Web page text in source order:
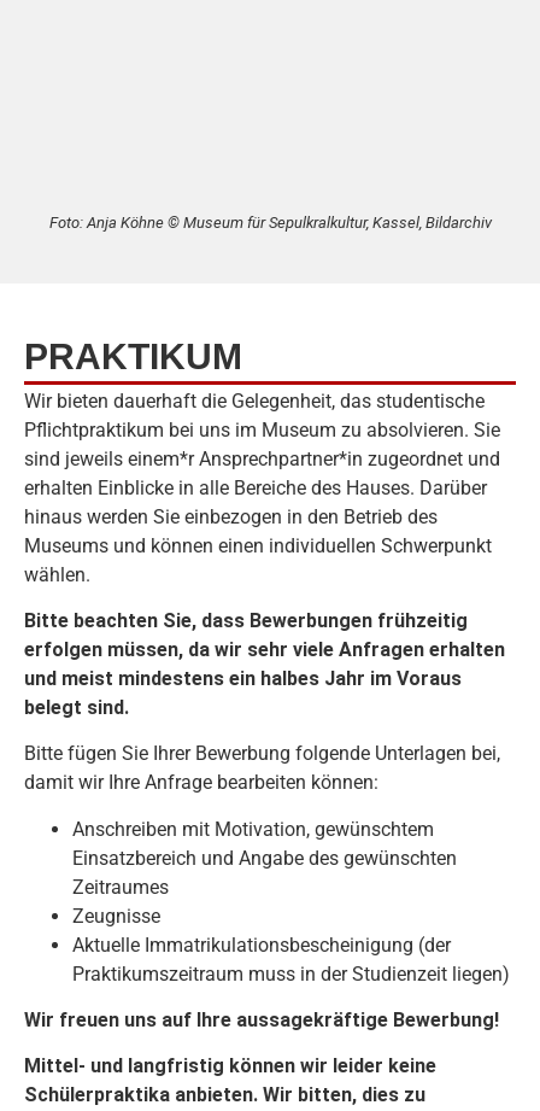
Foto: Anja Köhne © Museum für Sepulkralkultur, Kassel, Bildarchiv
PRAKTIKUM
Wir bieten dauerhaft die Gelegenheit, das studentische
Pflichtpraktikum bei uns im Museum zu absolvieren. Sie
sind jeweils einem*r Ansprechpartner*in zugeordnet und
erhalten Einblicke in alle Bereiche des Hauses. Darüber
hinaus werden Sie einbezogen in den Betrieb des
Museums und können einen individuellen Schwerpunkt
wählen.
Bitte beachten Sie, dass Bewerbungen frühzeitig
erfolgen müssen, da wir sehr viele Anfragen erhalten
und meist mindestens ein halbes Jahr im Voraus
belegt sind.
Bitte fügen Sie Ihrer Bewerbung folgende Unterlagen bei,
damit wir Ihre Anfrage bearbeiten können:
Anschreiben mit Motivation, gewünschtem
Einsatzbereich und Angabe des gewünschten
Zeitraumes
Zeugnisse
Aktuelle Immatrikulationsbescheinigung (der
Praktikumszeitraum muss in der Studienzeit liegen)
Wir freuen uns auf Ihre aussagekräftige Bewerbung!
Mittel- und langfristig können wir leider keine
Schülerpraktika anbieten. Wir bitten, dies zu